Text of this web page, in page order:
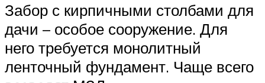
Забор с кирпичными столбами для
дачи – особое сооружение. Для
него требуется монолитный
ленточный фундамент. Чаще всего